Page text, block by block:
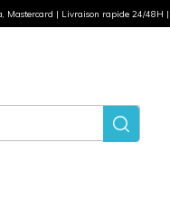
Mastercard | Livraison rapide 24/48H |